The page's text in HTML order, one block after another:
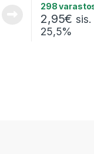
298
2,95€ sis.
25,5%